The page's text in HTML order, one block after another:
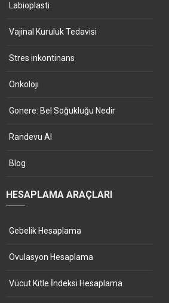
Labioplasti
Vajinal Kuruluk Tedavisi
Stres inkontinans
Onkoloji
Gonere: Bel Soğukluğu Nedir
Randevu Al
Blog
HESAPLAMA ARAÇLARI
Gebelik Hesaplama
Ovulasyon Hesaplama
Vücut Kitle İndeksi Hesaplama